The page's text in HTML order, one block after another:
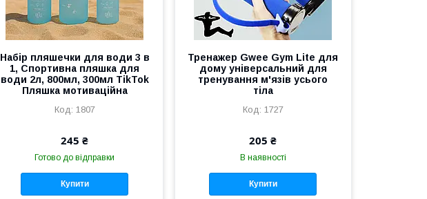
Набір пляшечки для води 3 в
1, Спортивна пляшка для
води 2л, 800мл, 300мл TikTok
Пляшка мотиваційна
1807
245 ₴
Готово до відправки
Купити
Тренажер Gwee Gym Lite для
дому універсальний для
тренування м'язів усього
тіла
1727
205 ₴
В наявності
Купити